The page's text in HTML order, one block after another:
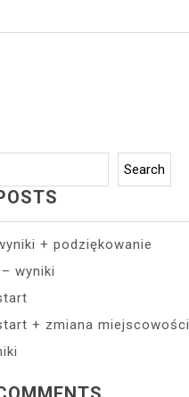
Search
+ podziękowanie
wyniki
+ zmiana miejscowości